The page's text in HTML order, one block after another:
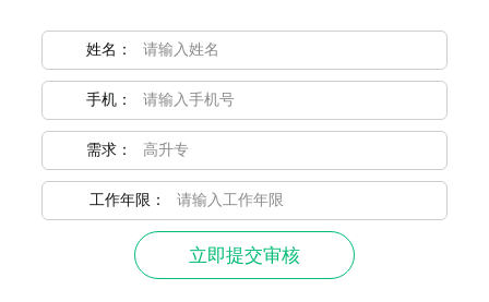
姓名：
手机：
需求：
工作年限：
立即提交审核